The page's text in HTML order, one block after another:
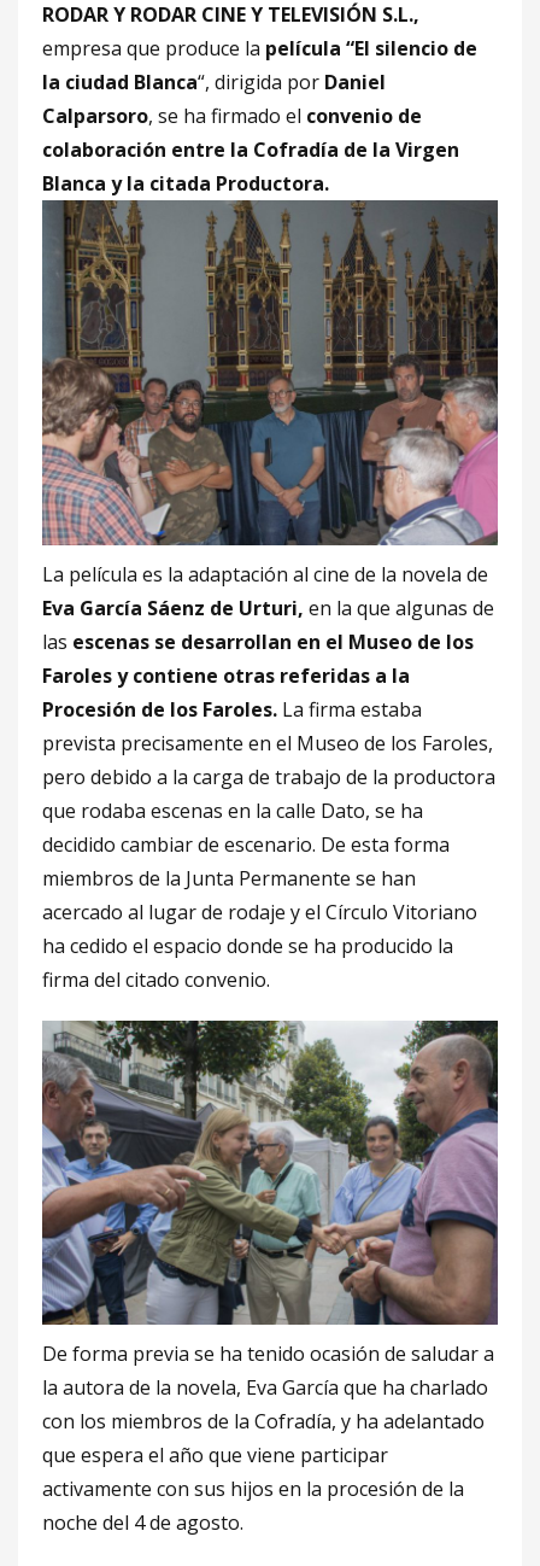
RODAR Y RODAR CINE Y TELEVISIÓN S.L.,
empresa que produce la película “El silencio de
la ciudad Blanca“, dirigida por Daniel
Calparsoro, se ha firmado el convenio de
colaboración entre la Cofradía de la Virgen
Blanca y la citada Productora.
La película es la adaptación al cine de la novela de
Eva García Sáenz de Urturi, en la que algunas de
las escenas se desarrollan en el Museo de los
Faroles y contiene otras referidas a la
Procesión de los Faroles. La firma estaba
prevista precisamente en el Museo de los Faroles,
pero debido a la carga de trabajo de la productora
que rodaba escenas en la calle Dato, se ha
decidido cambiar de escenario. De esta forma
miembros de la Junta Permanente se han
acercado al lugar de rodaje y el Círculo Vitoriano
ha cedido el espacio donde se ha producido la
firma del citado convenio.
De forma previa se ha tenido ocasión de saludar a
la autora de la novela, Eva García que ha charlado
con los miembros de la Cofradía, y ha adelantado
que espera el año que viene participar
activamente con sus hijos en la procesión de la
noche del 4 de agosto.